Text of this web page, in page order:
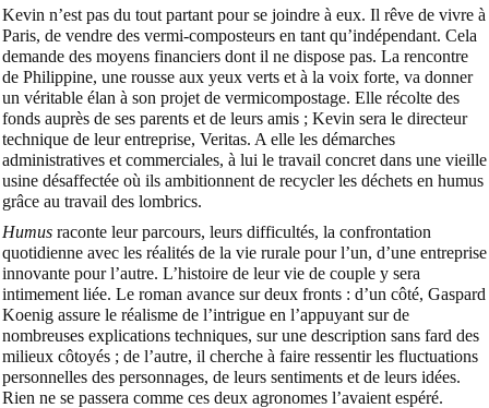
Kevin n’est pas du tout partant pour se joindre à eux. Il rêve de vivre à
Paris, de vendre des vermi-composteurs en tant qu’indépendant. Cela
demande des moyens financiers dont il ne dispose pas. La rencontre
de Philippine, une rousse aux yeux verts et à la voix forte, va donner
un véritable élan à son projet de vermicompostage. Elle récolte des
fonds auprès de ses parents et de leurs amis ; Kevin sera le directeur
technique de leur entreprise, Veritas. A elle les démarches
administratives et commerciales, à lui le travail concret dans une vieille
usine désaffectée où ils ambitionnent de recycler les déchets en humus
grâce au travail des lombrics.
Humus raconte leur parcours, leurs difficultés, la confrontation
quotidienne avec les réalités de la vie rurale pour l’un, d’une entreprise
innovante pour l’autre. L’histoire de leur vie de couple y sera
intimement liée. Le roman avance sur deux fronts : d’un côté, Gaspard
Koenig assure le réalisme de l’intrigue en l’appuyant sur de
nombreuses explications techniques, sur une description sans fard des
milieux côtoyés ; de l’autre, il cherche à faire ressentir les fluctuations
personnelles des personnages, de leurs sentiments et de leurs idées.
Rien ne se passera comme ces deux agronomes l’avaient espéré.